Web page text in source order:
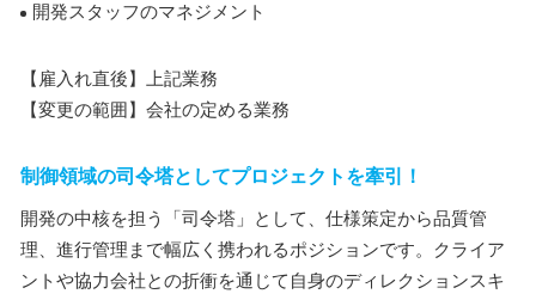
開発スタッフのマネジメント
【雇入れ直後】上記業務
【変更の範囲】会社の定める業務
制御領域の司令塔としてプロジェクトを牽引！
開発の中核を担う「司令塔」として、仕様策定から品質管
理、進行管理まで幅広く携われるポジションです。クライア
ントや協力会社との折衝を通じて自身のディレクションスキ